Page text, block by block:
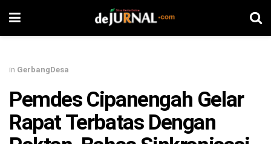
in GerbangDesa
Pemdes Cipanengah Gelar
Rapat Terbatas Dengan